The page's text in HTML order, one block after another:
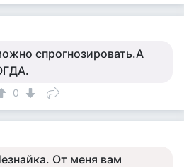
спрогнозировать.А
0
От меня вам